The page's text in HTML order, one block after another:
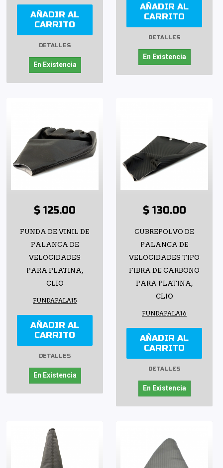
AÑADIR AL
CARRITO
DETALLES
En Existencia
AÑADIR AL
CARRITO
DETALLES
En Existencia
$ 125.00
FUNDA DE VINIL DE
PALANCA DE
VELOCIDADES
PARA PLATINA,
CLIO
FUNDAPALA15
AÑADIR AL
CARRITO
DETALLES
En Existencia
$ 130.00
CUBREPOLVO DE
PALANCA DE
VELOCIDADES TIPO
FIBRA DE CARBONO
PARA PLATINA,
CLIO
FUNDAPALA16
AÑADIR AL
CARRITO
DETALLES
En Existencia